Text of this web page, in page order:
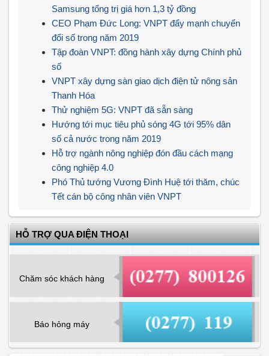
Samsung tổng trị giá hơn 1,3 tỷ đồng
CEO Phạm Đức Long: VNPT đẩy mạnh chuyển
đổi số trong năm 2019
Tập đoàn VNPT: đồng hành xây dựng Chính phủ
số
VNPT xây dựng sàn giao dịch điện tử nông sản
Thanh Hóa
Thử nghiệm 5G: VNPT đã sẵn sàng
Hướng tới mục tiêu phủ sóng 4G tới 95% dân
số cả nước trong năm 2019
Hỗ trợ ngành nông nghiệp đón đầu cách mạng
công nghiệp 4.0
Phó Thủ tướng Vương Đình Huệ tới thăm, chúc
Tết cán bộ công nhân viên VNPT
HỖ TRỢ QUA ĐIỆN THOẠI
Chăm sóc khách hàng
Báo hỏng máy